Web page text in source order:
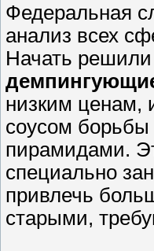
Федеральная
анализ всех
Начать
низким ценам,
соусом борьбы
пирамидами.
специально
привлечь
старыми,